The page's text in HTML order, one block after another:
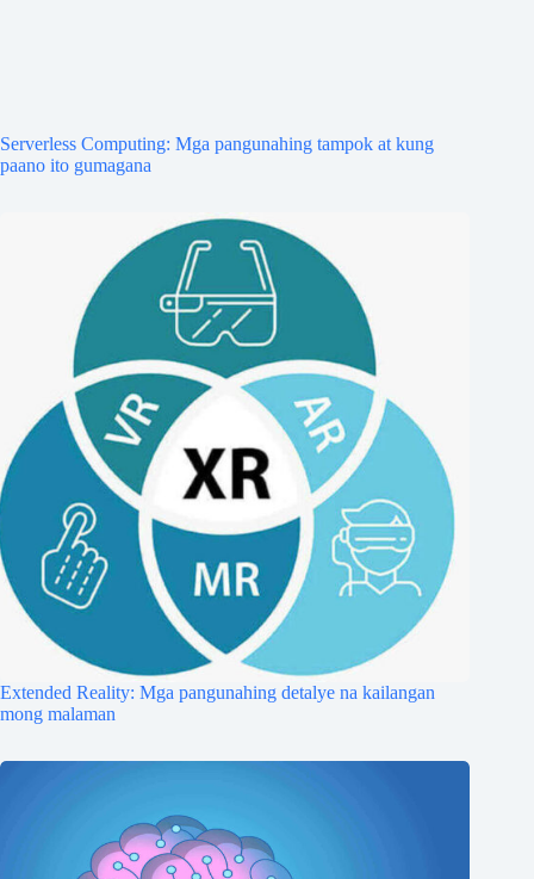
Serverless Computing: Mga pangunahing tampok at kung
paano ito gumagana
Extended Reality: Mga pangunahing detalye na kailangan
mong malaman